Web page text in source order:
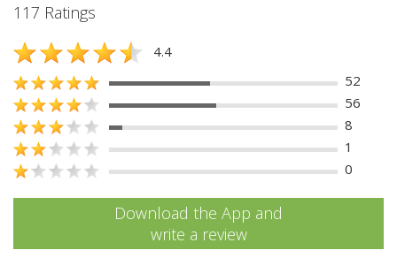
117 Ratings
4.4
52
56
8
1
0
Download the App and
write a review